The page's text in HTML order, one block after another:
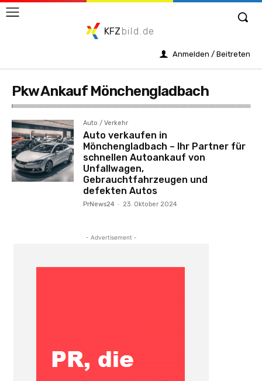
KFZ bild.de
Anmelden / Beitreten
Pkw Ankauf Mönchengladbach
Auto / Verkehr
Auto verkaufen in
Mönchengladbach – Ihr Partner für
schnellen Autoankauf von
Unfallwagen,
Gebrauchtfahrzeugen und
defekten Autos
PrNews24 - 23. Oktober 2024
- Advertisement -